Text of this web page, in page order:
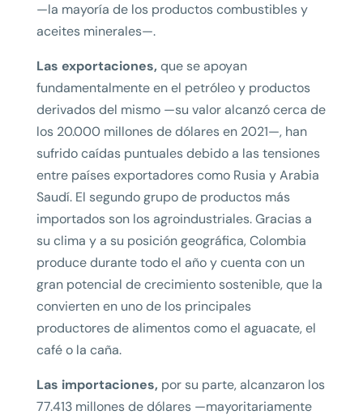
—la mayoría de los productos combustibles y
aceites minerales—.
Las exportaciones, que se apoyan
fundamentalmente en el petróleo y productos
derivados del mismo —su valor alcanzó cerca de
los 20.000 millones de dólares en 2021—, han
sufrido caídas puntuales debido a las tensiones
entre países exportadores como Rusia y Arabia
Saudí. El segundo grupo de productos más
importados son los agroindustriales. Gracias a
su clima y a su posición geográfica, Colombia
produce durante todo el año y cuenta con un
gran potencial de crecimiento sostenible, que la
convierten en uno de los principales
productores de alimentos como el aguacate, el
café o la caña.
Las importaciones, por su parte, alcanzaron los
77.413 millones de dólares —mayoritariamente